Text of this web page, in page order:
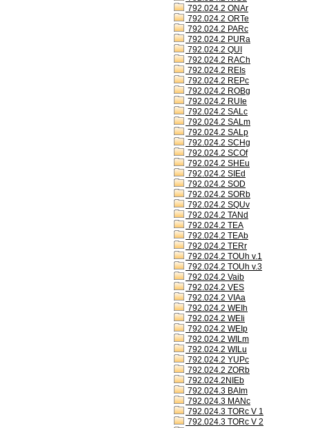
792.024.2 ONAr
792.024.2 ORTe
792.024.2 PARc
792.024.2 PURa
792.024.2 QUI
792.024.2 RACh
792.024.2 REIs
792.024.2 REPc
792.024.2 ROBg
792.024.2 RUIe
792.024.2 SALc
792.024.2 SALm
792.024.2 SALp
792.024.2 SCHg
792.024.2 SCOf
792.024.2 SHEu
792.024.2 SIEd
792.024.2 SOD
792.024.2 SORb
792.024.2 SQUv
792.024.2 TANd
792.024.2 TEA
792.024.2 TEAb
792.024.2 TERr
792.024.2 TOUh v.1
792.024.2 TOUh v.3
792.024.2 Vaib
792.024.2 VES
792.024.2 VIAa
792.024.2 WEIh
792.024.2 WEIi
792.024.2 WEIp
792.024.2 WILm
792.024.2 WILu
792.024.2 YUPc
792.024.2 ZORb
792.024.2NIEb
792.024.3 BAIm
792.024.3 MANc
792.024.3 TORc V 1
792.024.3 TORc V 2